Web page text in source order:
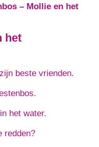
– Mollie en het
het
beste vrienden.
het water.
redden?